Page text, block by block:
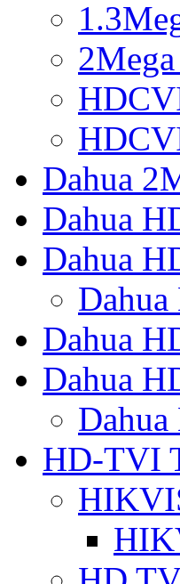
Dahua
Dahua
Dahua
Dahua
Dahua
HD-TVI